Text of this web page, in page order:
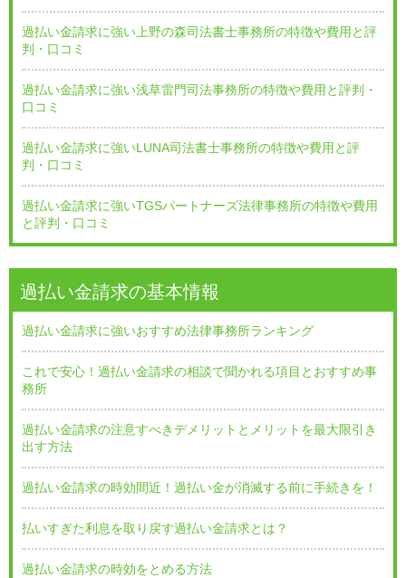
過払い金請求に強い上野の森司法書士事務所の特徴や費用と評
判・口コミ
過払い金請求に強い浅草雷門司法事務所の特徴や費用と評判・
口コミ
過払い金請求に強いLUNA司法書士事務所の特徴や費用と評
判・口コミ
過払い金請求に強いTGSパートナーズ法律事務所の特徴や費用
と評判・口コミ
過払い金請求の基本情報
過払い金請求に強いおすすめ法律事務所ランキング
これで安心！過払い金請求の相談で聞かれる項目とおすすめ事
務所
過払い金請求の注意すべきデメリットとメリットを最大限引き
出す方法
過払い金請求の時効間近！過払い金が消滅する前に手続きを！
払いすぎた利息を取り戻す過払い金請求とは？
過払い金請求の時効をとめる方法